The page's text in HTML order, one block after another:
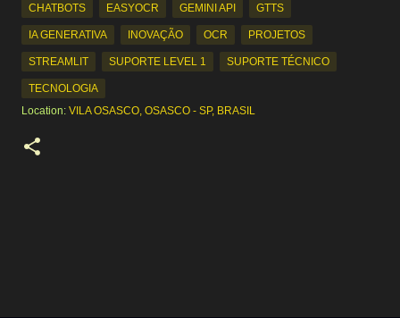
CHATBOTS EASYOCR GEMINI API GTTS
IA GENERATIVA INOVAÇÃO OCR PROJETOS
STREAMLIT SUPORTE LEVEL 1 SUPORTE TÉCNICO
TECNOLOGIA
Location: VILA OSASCO, OSASCO - SP, BRASIL